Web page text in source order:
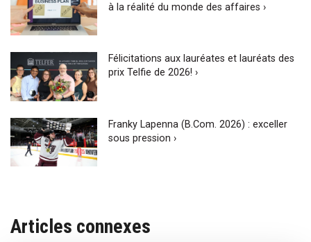
à la réalité du monde des affaires ›
Félicitations aux lauréates et lauréats des
prix Telfie de 2026! ›
Franky Lapenna (B.Com. 2026) : exceller
sous pression ›
Articles connexes